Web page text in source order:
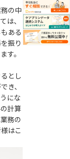
の中
は、
ある
振り
す。
とし
き、
にな
計算
務の
はこ